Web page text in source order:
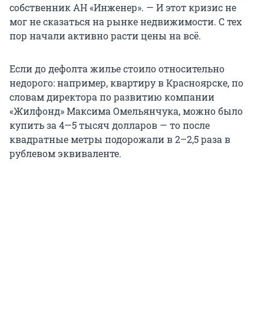
собственник АН «Инженер». — И этот кризис не
мог не сказаться на рынке недвижимости. С тех
пор начали активно расти цены на всё.
Если до дефолта жилье стоило относительно
недорого: например, квартиру в Красноярске, по
словам директора по развитию компании
«Жилфонд» Максима Омельянчука, можно было
купить за 4—5 тысяч долларов — то после
квадратные метры подорожали в 2–2,5 раза в
рублевом эквиваленте.